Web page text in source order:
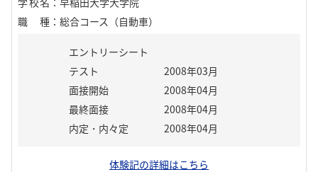
職種 ： 総合コース（自動車）
エントリーシート
テスト
2008年03月
面接開始
2008年04月
最終面接
2008年04月
内定・内々定
2008年04月
体験記の詳細はこちら